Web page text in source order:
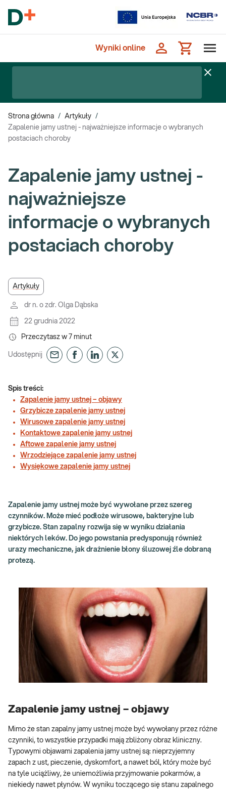
Wyniki online
Strona główna / Artykuły /
Zapalenie jamy ustnej - najważniejsze informacje o wybranych
postaciach choroby
Zapalenie jamy ustnej -
najważniejsze
informacje o wybranych
postaciach choroby
Artykuły
dr n. o zdr. Olga Dąbska
22 grudnia 2022
Przeczytasz w 7 minut
Udostępnij
Spis treści:
Zapalenie jamy ustnej – objawy
Grzybicze zapalenie jamy ustnej
Wirusowe zapalenie jamy ustnej
Kontaktowe zapalenie jamy ustnej
Aftowe zapalenie jamy ustnej
Wrzodziejące zapalenie jamy ustnej
Wysiękowe zapalenie jamy ustnej
Zapalenie jamy ustnej może być wywołane przez szereg
czynników. Może mieć podłoże wirusowe, bakteryjne lub
grzybicze. Stan zapalny rozwija się w wyniku działania
niektórych leków. Do jego powstania predysponują również
urazy mechaniczne, jak drażnienie błony śluzowej źle dobraną
protezą.
Zapalenie jamy ustnej – objawy
Mimo że stan zapalny jamy ustnej może być wywołany przez różne
czynniki, to wszystkie przypadki mają zbliżony obraz kliniczny.
Typowymi objawami zapalenia jamy ustnej są: nieprzyjemny
zapach z ust, pieczenie, dyskomfort, a nawet ból, który może być
na tyle uciążliwy, że uniemożliwia przyjmowanie pokarmów, a
niekiedy nawet płynów. W wyniku toczącego się stanu zapalnego